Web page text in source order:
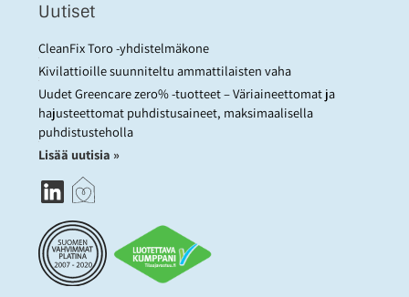
Uutiset
CleanFix Toro -yhdistelmäkone
Kivilattioille suunniteltu ammattilaisten vaha
Uudet Greencare zero% -tuotteet – Väriaineettomat ja
hajusteettomat puhdistusaineet, maksimaalisella
puhdistusteholla
Lisää uutisia »